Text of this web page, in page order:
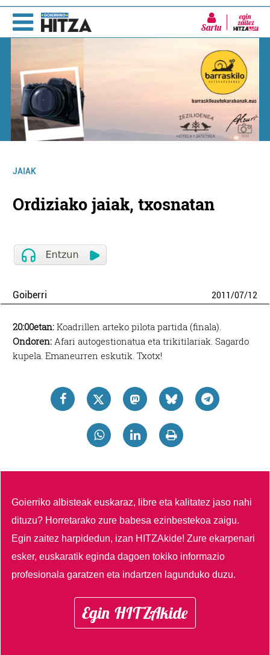
Sartu
JAIAK
Ordiziako jaiak, txosnatan
Goiberri 2011/07/12
20:00etan: Koadrillen arteko pilota partida (finala).
Ondoren: Afari autogestionatua eta trikitilariak. Sagardo
kupela. Emaneurren eskutik. Txotx!
Goierriko albisteak euskaraz, libre eta kalitatez jaso nahi
dituzu? Horretarako zure babesa ezinbestekoa zaigu.
Egin zaitez harpidedun, izan HITZAkide!Zure ekarpenari
esker, euskaratik eginda dagoen tokiko informazio
profesionala garatzen eta indartzen lagunduko duzu.
Egin HITZAkide